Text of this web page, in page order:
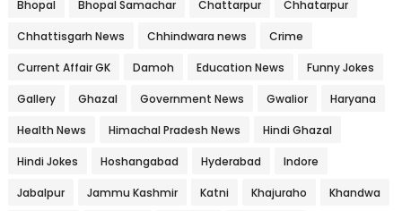
Bhopal Bhopal Samachar Chattarpur Chhatarpur
Chhattisgarh News Chhindwara news Crime
Current Affair GK Damoh Education News Funny Jokes
Gallery Ghazal Government News Gwalior Haryana
Health News Himachal Pradesh News Hindi Ghazal
Hindi Jokes Hoshangabad Hyderabad Indore
Jabalpur Jammu Kashmir Katni Khajuraho Khandwa